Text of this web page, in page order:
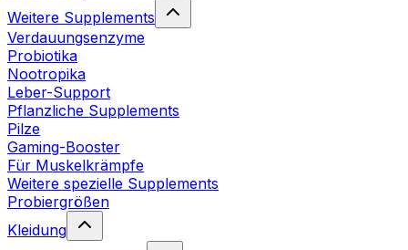
Weitere Supplements
Verdauungsenzyme
Probiotika
Nootropika
Leber-Support
Pflanzliche Supplements
Pilze
Gaming-Booster
Für Muskelkrämpfe
Weitere spezielle Supplements
Probiergrößen
Kleidung